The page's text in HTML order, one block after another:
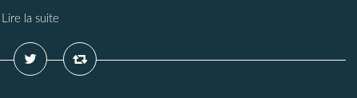
Lire la suite